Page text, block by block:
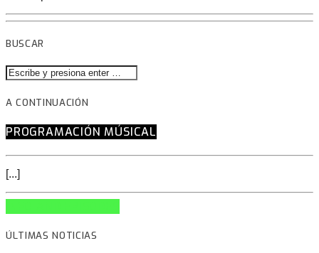
BUSCAR
A CONTINUACIÓN
PROGRAMACIÓN MÚSICAL
[...]
ÚLTIMAS NOTICIAS